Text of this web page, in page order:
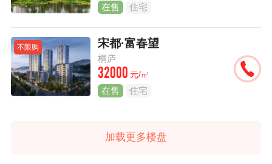
在售 住宅
不限购 宋都·富春望
桐庐
32000 元/㎡
在售 住宅
加载更多楼盘